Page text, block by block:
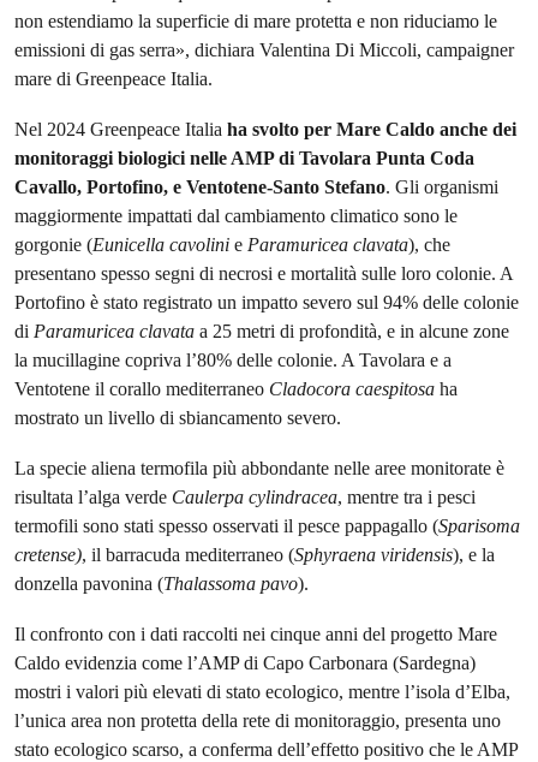
non estendiamo la superficie di mare protetta e non riduciamo le
emissioni di gas serra», dichiara Valentina Di Miccoli, campaigner
mare di Greenpeace Italia.
Nel 2024 Greenpeace Italia ha svolto per Mare Caldo anche dei
monitoraggi biologici nelle AMP di Tavolara Punta Coda
Cavallo, Portofino, e Ventotene-Santo Stefano. Gli organismi
maggiormente impattati dal cambiamento climatico sono le
gorgonie (Eunicella cavolini e Paramuricea clavata), che
presentano spesso segni di necrosi e mortalità sulle loro colonie. A
Portofino è stato registrato un impatto severo sul 94% delle colonie
di Paramuricea clavata a 25 metri di profondità, e in alcune zone
la mucillagine copriva l’80% delle colonie. A Tavolara e a
Ventotene il corallo mediterraneo Cladocora caespitosa ha
mostrato un livello di sbiancamento severo.
La specie aliena termofila più abbondante nelle aree monitorate è
risultata l’alga verde Caulerpa cylindracea, mentre tra i pesci
termofili sono stati spesso osservati il pesce pappagallo (Sparisoma
cretense), il barracuda mediterraneo (Sphyraena viridensis), e la
donzella pavonina (Thalassoma pavo).
Il confronto con i dati raccolti nei cinque anni del progetto Mare
Caldo evidenzia come l’AMP di Capo Carbonara (Sardegna)
mostri i valori più elevati di stato ecologico, mentre l’isola d’Elba,
l’unica area non protetta della rete di monitoraggio, presenta uno
stato ecologico scarso, a conferma dell’effetto positivo che le AMP